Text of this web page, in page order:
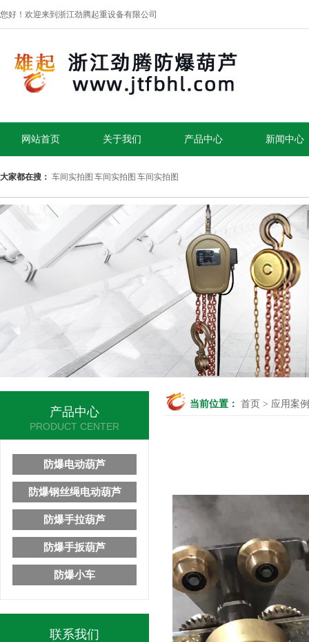
您好！欢迎来到浙江劲腾起重设备有限公司
网站首页 关于我们 产品中心 新闻中心
大家都在搜： 车间实拍图 车间实拍图 车间实拍图
当前位置： 首页 > 应用案例
产品中心
PRODUCT CENTER
防爆电动葫芦
防爆钢丝绳电动葫芦
防爆手拉葫芦
防爆手扳葫芦
防爆小车
联系我们